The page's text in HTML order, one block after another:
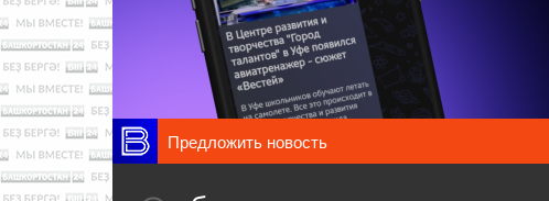
Предложить новость